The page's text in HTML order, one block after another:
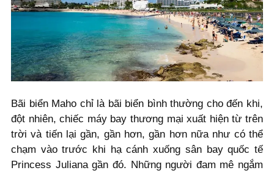
Bãi biển Maho chỉ là bãi biển bình thường cho đến khi,
đột nhiên, chiếc máy bay thương mại xuất hiện từ trên
trời và tiến lại gần, gần hơn, gần hơn nữa như có thể
chạm vào trước khi hạ cánh xuống sân bay quốc tế
Princess Juliana gần đó. Những người đam mê ngắm